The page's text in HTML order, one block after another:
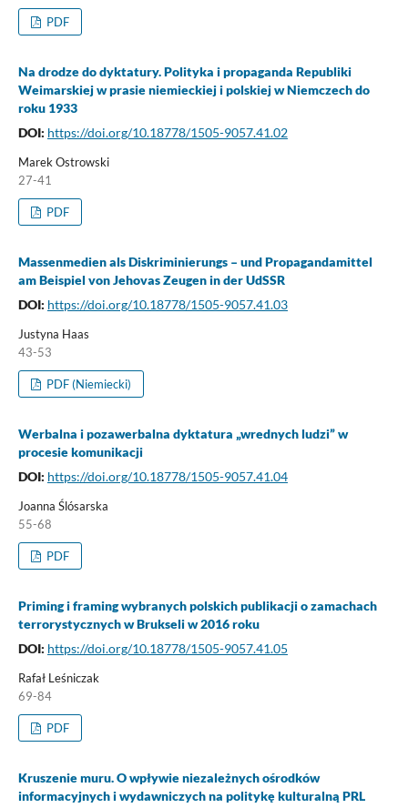
PDF
Na drodze do dyktatury. Polityka i propaganda Republiki
Weimarskiej w prasie niemieckiej i polskiej w Niemczech do
roku 1933
DOI: https://doi.org/10.18778/1505-9057.41.02
Marek Ostrowski
27-41
PDF
Massenmedien als Diskriminierungs – und Propagandamittel
am Beispiel von Jehovas Zeugen in der UdSSR
DOI: https://doi.org/10.18778/1505-9057.41.03
Justyna Haas
43-53
PDF (Niemiecki)
Werbalna i pozawerbalna dyktatura „wrednych ludzi” w
procesie komunikacji
DOI: https://doi.org/10.18778/1505-9057.41.04
Joanna Ślósarska
55-68
PDF
Priming i framing wybranych polskich publikacji o zamachach
terrorystycznych w Brukseli w 2016 roku
DOI: https://doi.org/10.18778/1505-9057.41.05
Rafał Leśniczak
69-84
PDF
Kruszenie muru. O wpływie niezależnych ośrodków
informacyjnych i wydawniczych na politykę kulturalną PRL